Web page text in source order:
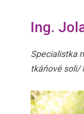
Ing.
Specialistka
tkáňové soli/